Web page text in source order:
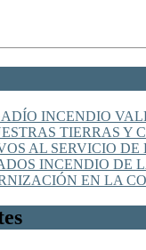
INCENDIO
TIERRAS Y
AL SERVICIO DE
INCENDIO DE
EN LA